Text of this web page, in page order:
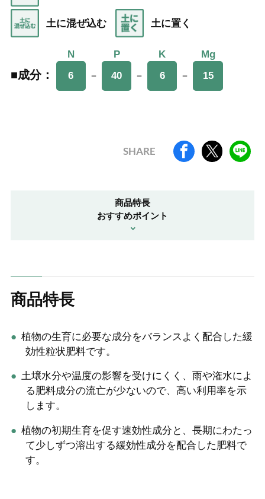
土に混ぜ込む 土に置く
■成分：
N
6
－
P
40
－
K
6
－
Mg
15
■成分：
N
6
P
40
K
6
Mg
15
SHARE
商品特長
おすすめポイント
商品特長
植物の生育に必要な成分をバランスよく配合した緩
効性粒状肥料です。
土壌水分や温度の影響を受けにくく、雨や潅水によ
る肥料成分の流亡が少ないので、高い利用率を示
します。
植物の初期生育を促す速効性成分と、長期にわたっ
て少しずつ溶出する緩効性成分を配合した肥料で
す。